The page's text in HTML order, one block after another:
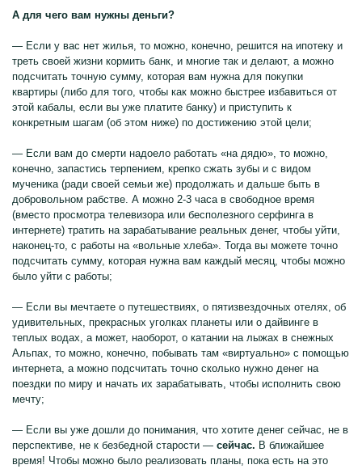
А для чего вам нужны деньги?
— Если у вас нет жилья, то можно, конечно, решится на ипотеку и
треть своей жизни кормить банк, и многие так и делают, а можно
подсчитать точную сумму, которая вам нужна для покупки
квартиры (либо для того, чтобы как можно быстрее избавиться от
этой кабалы, если вы уже платите банку) и приступить к
конкретным шагам (об этом ниже) по достижению этой цели;
— Если вам до смерти надоело работать «на дядю», то можно,
конечно, запастись терпением, крепко сжать зубы и с видом
мученика (ради своей семьи же) продолжать и дальше быть в
добровольном рабстве. А можно 2-3 часа в свободное время
(вместо просмотра телевизора или бесполезного серфинга в
интернете) тратить на зарабатывание реальных денег, чтобы уйти,
наконец-то, с работы на «вольные хлеба». Тогда вы можете точно
подсчитать сумму, которая нужна вам каждый месяц, чтобы можно
было уйти с работы;
— Если вы мечтаете о путешествиях, о пятизвездочных отелях, об
удивительных, прекрасных уголках планеты или о дайвинге в
теплых водах, а может, наоборот, о катании на лыжах в снежных
Альпах, то можно, конечно, побывать там «виртуально» с помощью
интернета, а можно подсчитать точно сколько нужно денег на
поездки по миру и начать их зарабатывать, чтобы исполнить свою
мечту;
— Если вы уже дошли до понимания, что хотите денег сейчас, не в
перспективе, не к безбедной старости — сейчас. В ближайшее
время! Чтобы можно было реализовать планы, пока есть на это